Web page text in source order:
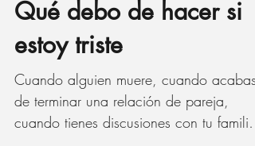
3 sept 2018 3 min de lectura
Qué debo de hacer si
estoy triste